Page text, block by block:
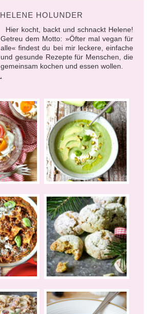
HELENE HOLUNDER
Hier kocht, backt und schnackt Helene!
Getreu dem Motto: »Öfter mal vegan für
alle« findest du bei mir leckere, einfache
und gesunde Rezepte für Menschen, die
gemeinsam kochen und essen wollen.